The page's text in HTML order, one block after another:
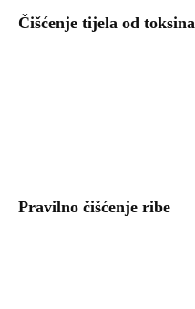
Čišćenje tijela od toksina
Pravilno čišćenje ribe